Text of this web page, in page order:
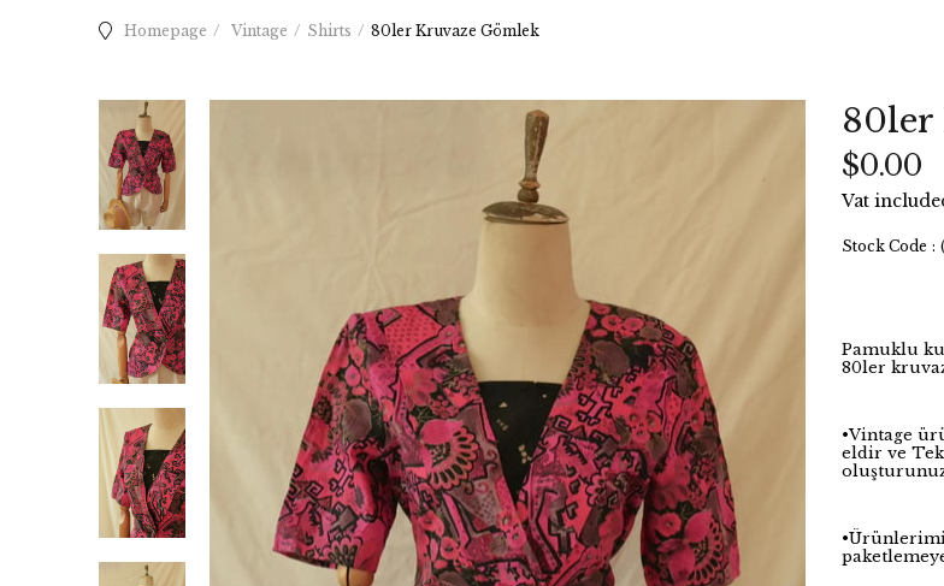
Homepage Vintage Shirts 80ler Kruvaze Gömlek
80ler
$0.00
Vat
Stock Code
Pamuklu
80ler
•Vintage
eldir ve